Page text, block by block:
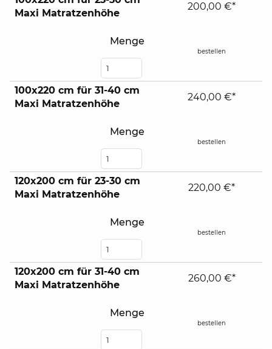
Maxi Matratzenhöhe
Menge
200,00 €*
bestellen
100x220 cm für 31-40 cm
Maxi Matratzenhöhe
Menge
240,00 €*
bestellen
120x200 cm für 23-30 cm
Maxi Matratzenhöhe
Menge
220,00 €*
bestellen
120x200 cm für 31-40 cm
Maxi Matratzenhöhe
Menge
260,00 €*
bestellen